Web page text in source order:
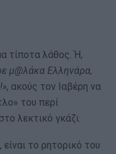
τίποτα λάθος. Ή,
μ@λάκα Ελληνάρα,
, ακούς τον Ιαβέρη να
του περί
λεκτικό γκάζι.
, είναι το ρητορικό του